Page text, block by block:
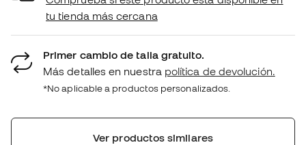
tu tienda más cercana
Primer cambio de talla gratuito.
Más detalles en nuestra política de devolución.
*No aplicable a productos personalizados.
Ver productos similares